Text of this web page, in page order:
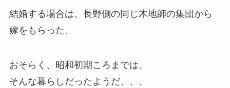
結婚する場合は、長野側の同じ木地師の集団から
嫁をもらった、
おそらく、昭和初期ころまでは、
そんな暮らしだったようだ、、、